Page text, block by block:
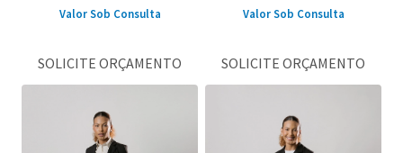
Valor Sob Consulta
SOLICITE ORÇAMENTO
Valor Sob Consulta
SOLICITE ORÇAMENTO